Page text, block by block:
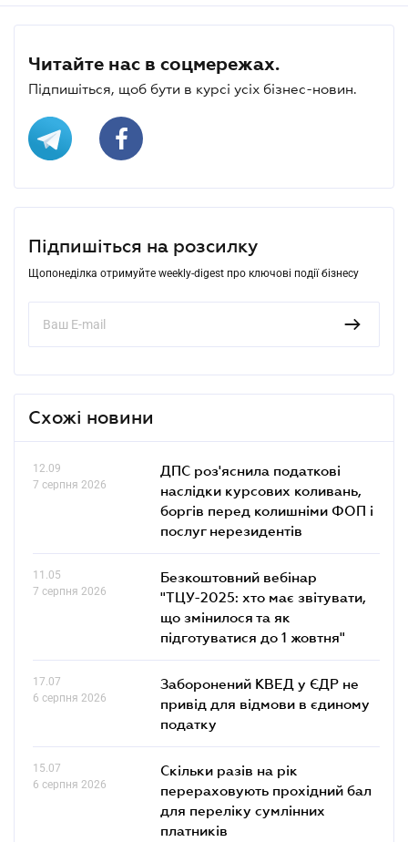
Читайте нас в соцмережах.
Підпишіться, щоб бути в курсі усіх бізнес-новин.
Підпишіться на розсилку
Щопонеділка отримуйте weekly-digest про ключові події бізнесу
Схожі новини
12.09
7 серпня 2026
ДПС роз'яснила податкові
наслідки курсових коливань,
боргів перед колишніми ФОП і
послуг нерезидентів
11.05
7 серпня 2026
Безкоштовний вебінар
"ТЦУ-2025: хто має звітувати,
що змінилося та як
підготуватися до 1 жовтня"
17.07
6 серпня 2026
Заборонений КВЕД у ЄДР не
привід для відмови в єдиному
податку
15.07
6 серпня 2026
Скільки разів на рік
перераховують прохідний бал
для переліку сумлінних
платників